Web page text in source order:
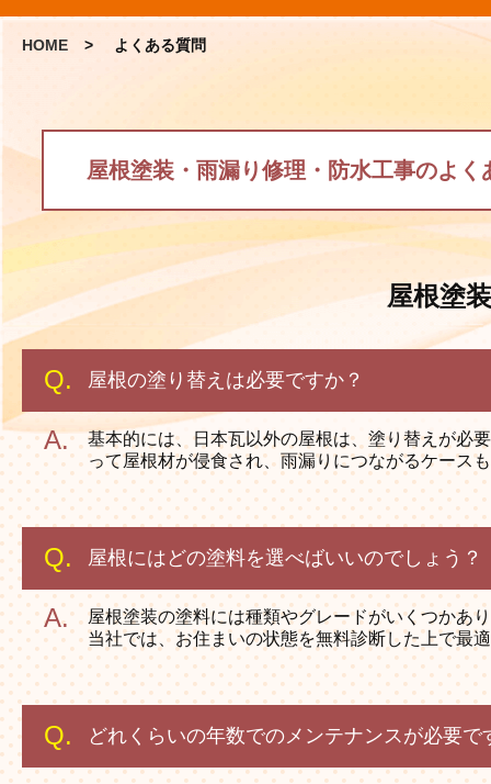
HOME よくある質問
屋根塗装・雨漏り修理・防水工事のよく
屋根塗
屋根の塗り替えは必要ですか？
基本的には、日本瓦以外の屋根は、塗り替えが必
って屋根材が侵食され、雨漏りにつながるケース
屋根にはどの塗料を選べばいいのでしょう？
屋根塗装の塗料には種類やグレードがいくつかあ
当社では、お住まいの状態を無料診断した上で最
どれくらいの年数でのメンテナンスが必要で